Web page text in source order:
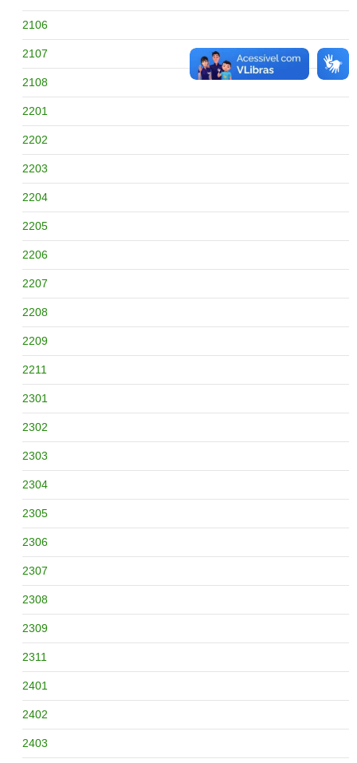
2106
2107
2108
2201
2202
2203
2204
2205
2206
2207
2208
2209
2211
2301
2302
2303
2304
2305
2306
2307
2308
2309
2311
2401
2402
2403